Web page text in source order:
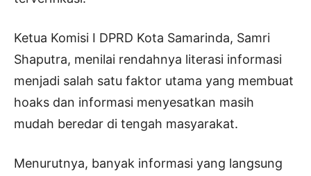
Ketua Komisi I DPRD Kota Samarinda, Samri
Shaputra, menilai rendahnya literasi informasi
menjadi salah satu faktor utama yang membuat
hoaks dan informasi menyesatkan masih
mudah beredar di tengah masyarakat.
Menurutnya, banyak informasi yang langsung